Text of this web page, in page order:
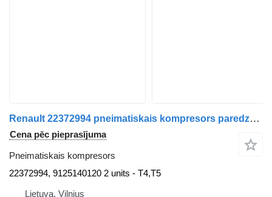
Renault 22372994 pneimatiskais kompresors paredzēts Renault vilcēja
Cena pēc pieprasījuma
Pneimatiskais kompresors
22372994, 9125140120 2 units - T4,T5
Lietuva, Vilnius